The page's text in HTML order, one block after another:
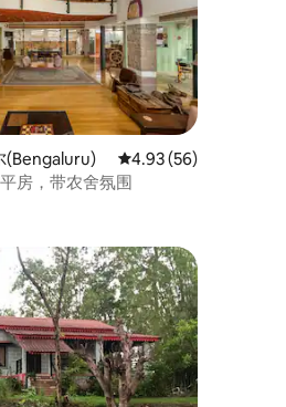
，共 92 条评价
(Bengaluru) 平均评分 4.93 分（满
4.93 (56)
房，带农舍氛围